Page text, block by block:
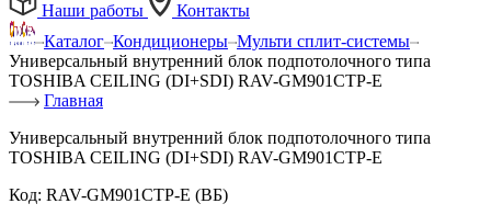
Наши работы
Контакты
Каталог Кондиционеры Мульти сплит-системы
Универсальный внутренний блок подпотолочного типа
TOSHIBA CEILING (DI+SDI) RAV-GM901CTP-E
Главная
Универсальный внутренний блок подпотолочного типа
TOSHIBA CEILING (DI+SDI) RAV-GM901CTP-E
Код: RAV-GM901CTP-E (ВБ)